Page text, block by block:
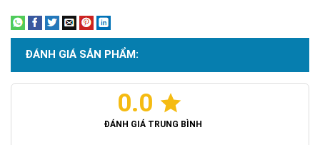
Chứng nhận ISO 9001:2015
ĐÁNH GIÁ SẢN PHẨM:
0.0
ĐÁNH GIÁ TRUNG BÌNH